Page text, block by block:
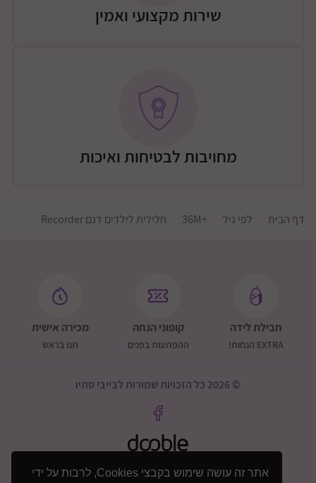
אתר זה עושה שימוש בקבצי Cookies, לרבות על ידי
שירות מקצועי ואמין
מחויבות לבטיחות ואיכות
דף הבית לפי גיל +36M חלילית לילדים דגם Recorder
חבילת לידה
EXTRA הנחות!
קופוני הנחה
ההפתעות בפנים
מכירה אישית
תנו בראש
© 2026 כל הזכויות שמורות לבייבי סתיו